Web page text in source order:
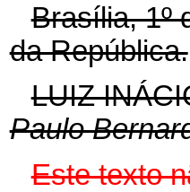
Brasília, 1º
da República.
LUIZ
Paulo
Este texto